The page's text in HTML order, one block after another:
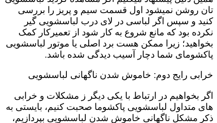
تان روشن نمیشود اول قسمت سیم و پریز را بررسی
کنید و سپس اگر لباسی در لای درب لباسشویی گیر
نکرده بود که مانع شروع به کار شود از تعمیرکار کمک
بخواهید؛ زیرا ممکن هست برد اصلی یا موتور لباسشویی
پاکشومای شما دچار آسیب دیدگی شده باشد.
خرابی رایج دوم: خاموش شدن ناگهانی لباسشویی
اگر بخواهیم در ارتباط با یکی دیگر ز مشکلات و خرابی
های متداول لباسشویی پاکشوما صحبت کنیم، بایستی به
ذکر مشکل ناگهانی خاموش شدن لباسشویی بپردازیم،